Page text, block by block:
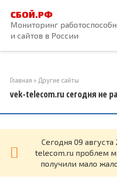
контенту
СБОЙ.РФ
Мониторинг
и сайтов в России
Главная » Другие сайты
vek-telecom.ru сегодня не
Cегодня 09
telecom.ru проблем
получили мало